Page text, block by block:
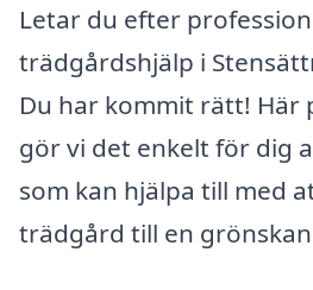
Letar du efter
trädgårdshjälp i
Du har kommit rätt! Här
gör vi det enkelt för dig
som kan hjälpa till med
trädgård till en